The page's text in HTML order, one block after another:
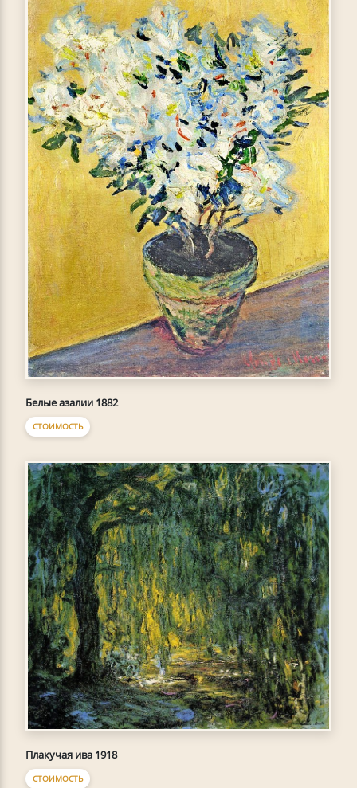
Белые азалии 1882
СТОИМОСТЬ
Плакучая ива 1918
СТОИМОСТЬ